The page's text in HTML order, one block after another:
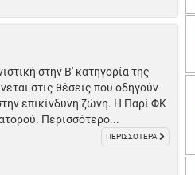
στην Β' κατηγορία της
στις θέσεις που οδηγούν
επικίνδυνη ζώνη. Η Παρί ΦΚ
Περισσότερο...
ΠΕΡΙΣΣΟΤΕΡΑ